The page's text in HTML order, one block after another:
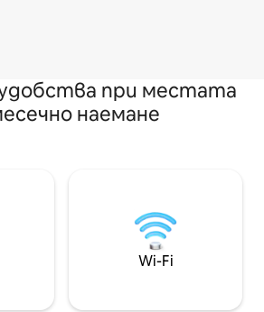
при местата
наемане
Wi-Fi